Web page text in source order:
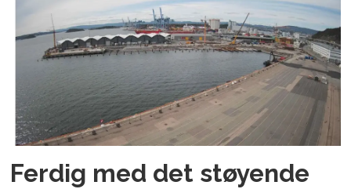
Ferdig med det støyende